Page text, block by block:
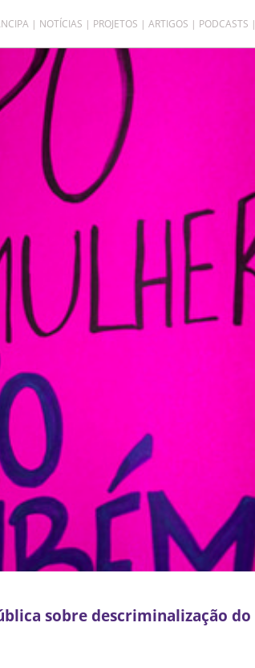
NOTÍCIAS PROJETOS ARTIGOS PODCASTS
sobre descriminalização